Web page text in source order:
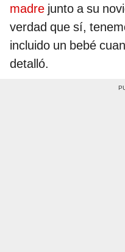
madre junto a su
verdad que sí,
incluido un bebé
detalló.